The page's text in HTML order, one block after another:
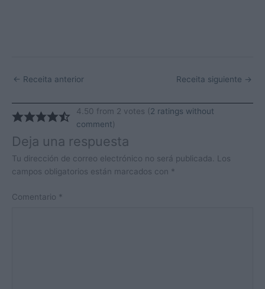
← Receita anterior Receita siguiente →
4.50 from 2 votes (2 ratings without
comment)
Deja una respuesta
Tu dirección de correo electrónico no será publicada. Los
campos obligatorios están marcados con *
Comentario *